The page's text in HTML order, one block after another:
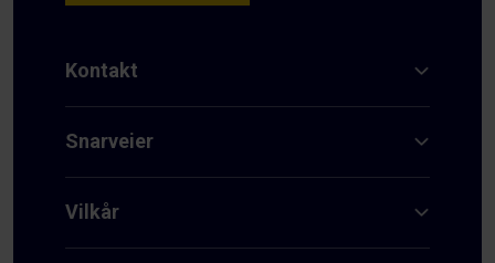
Kontakt
Snarveier
Vilkår